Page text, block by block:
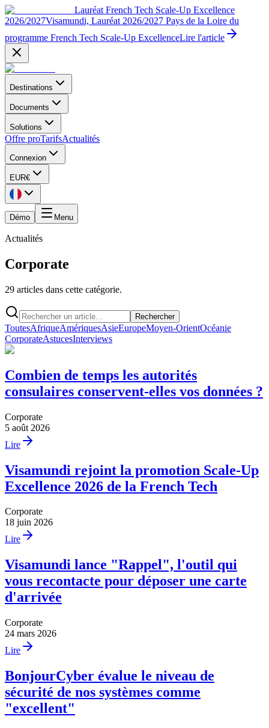
Lauréat French Tech Scale-Up Excellence
2026/2027Visamundi, Lauréat 2026/2027 Pays de la Loire du
programme French Tech Scale-Up ExcellenceLire l'article
Destinations
Documents
Solutions
Offre proTarifsActualités
Connexion
EUR€
Démo Menu
Actualités
Corporate
29 articles dans cette catégorie.
Rechercher
ToutesAfriqueAmériquesAsieEuropeMoyen-OrientOcéanie
CorporateAstucesInterviews
Combien de temps les autorités
consulaires conservent-elles vos données ?
Corporate
5 août 2026
Lire
Visamundi rejoint la promotion Scale-Up
Excellence 2026 de la French Tech
Corporate
18 juin 2026
Lire
Visamundi lance "Rappel", l'outil qui
vous recontacte pour déposer une carte
d'arrivée
Corporate
24 mars 2026
Lire
BonjourCyber évalue le niveau de
sécurité de nos systèmes comme
"excellent"